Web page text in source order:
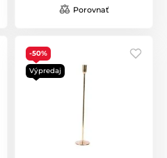
Porovnať
-50%
Výpredaj